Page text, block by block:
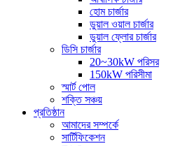
হোম চার্জার
ডুয়াল ওয়াল চার্জার
ডুয়াল ফ্লোর চার্জার
ডিসি চার্জার
20~30kW পরিসর
150kW পরিসীমা
স্মার্ট পোল
শক্তি সঞ্চয়
প্রতিষ্ঠান
আমাদের সম্পর্কে
সার্টিফিকেশন